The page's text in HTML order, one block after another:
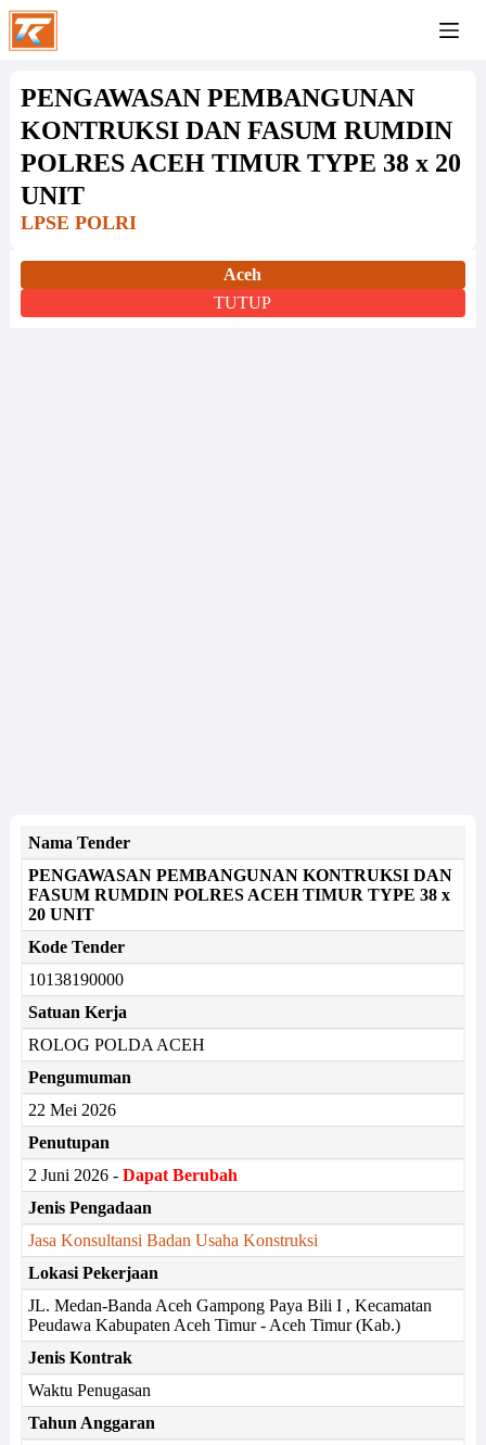
PENGAWASAN PEMBANGUNAN
KONTRUKSI DAN FASUM RUMDIN
POLRES ACEH TIMUR TYPE 38 x 20
UNIT
LPSE POLRI
Aceh
TUTUP
Nama Tender
PENGAWASAN PEMBANGUNAN KONTRUKSI DAN
FASUM RUMDIN POLRES ACEH TIMUR TYPE 38 x
20 UNIT
Kode Tender
10138190000
Satuan Kerja
ROLOG POLDA ACEH
Pengumuman
22 Mei 2026
Penutupan
2 Juni 2026 - Dapat Berubah
Jenis Pengadaan
Jasa Konsultansi Badan Usaha Konstruksi
Lokasi Pekerjaan
JL. Medan-Banda Aceh Gampong Paya Bili I , Kecamatan
Peudawa Kabupaten Aceh Timur - Aceh Timur (Kab.)
Jenis Kontrak
Waktu Penugasan
Tahun Anggaran